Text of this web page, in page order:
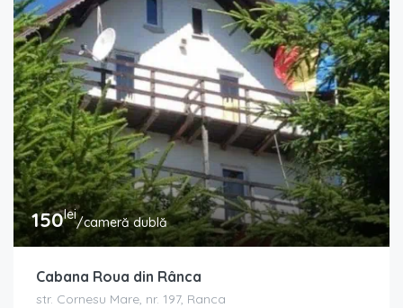
150lei/cameră dublă
Cabana Roua din Rânca
str. Cornesu Mare, nr. 197, Ranca